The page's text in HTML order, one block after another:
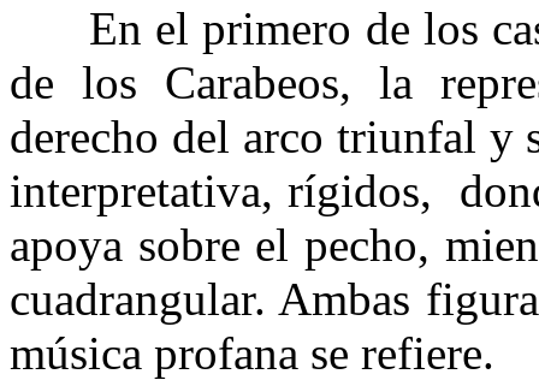
En el primero de los
de los Carabeos, la
derecho del arco triunfal y
interpretativa, rígidos,
apoya sobre el pecho,
cuadrangular. Ambas
música profana se refiere.